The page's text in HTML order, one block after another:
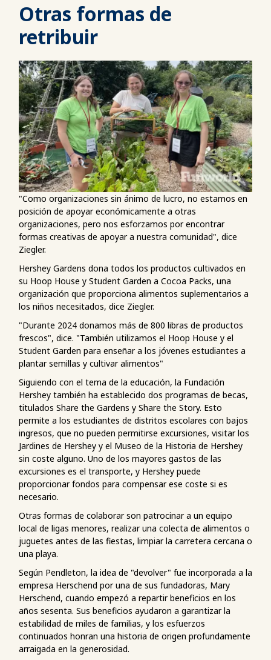
Otras formas de
retribuir
"Como organizaciones sin ánimo de lucro, no estamos en
posición de apoyar económicamente a otras
organizaciones, pero nos esforzamos por encontrar
formas creativas de apoyar a nuestra comunidad", dice
Ziegler.
Hershey Gardens dona todos los productos cultivados en
su Hoop House y Student Garden a Cocoa Packs, una
organización que proporciona alimentos suplementarios a
los niños necesitados, dice Ziegler.
"Durante 2024 donamos más de 800 libras de productos
frescos", dice. "También utilizamos el Hoop House y el
Student Garden para enseñar a los jóvenes estudiantes a
plantar semillas y cultivar alimentos"
Siguiendo con el tema de la educación, la Fundación
Hershey también ha establecido dos programas de becas,
titulados Share the Gardens y Share the Story. Esto
permite a los estudiantes de distritos escolares con bajos
ingresos, que no pueden permitirse excursiones, visitar los
Jardines de Hershey y el Museo de la Historia de Hershey
sin coste alguno. Uno de los mayores gastos de las
excursiones es el transporte, y Hershey puede
proporcionar fondos para compensar ese coste si es
necesario.
Otras formas de colaborar son patrocinar a un equipo
local de ligas menores, realizar una colecta de alimentos o
juguetes antes de las fiestas, limpiar la carretera cercana o
una playa.
Según Pendleton, la idea de "devolver" fue incorporada a la
empresa Herschend por una de sus fundadoras, Mary
Herschend, cuando empezó a repartir beneficios en los
años sesenta. Sus beneficios ayudaron a garantizar la
estabilidad de miles de familias, y los esfuerzos
continuados honran una historia de origen profundamente
arraigada en la generosidad.